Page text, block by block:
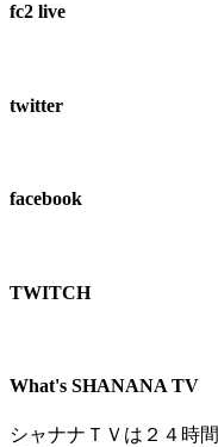
fc2 live
twitter
facebook
TWITCH​
What's SHANANA TV
シャナナＴＶは２４時